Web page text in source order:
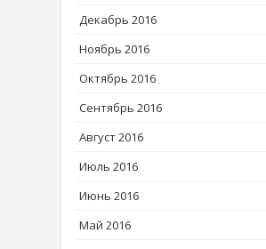
Декабрь 2016
Ноябрь 2016
Октябрь 2016
Сентябрь 2016
Август 2016
Июль 2016
Июнь 2016
Май 2016